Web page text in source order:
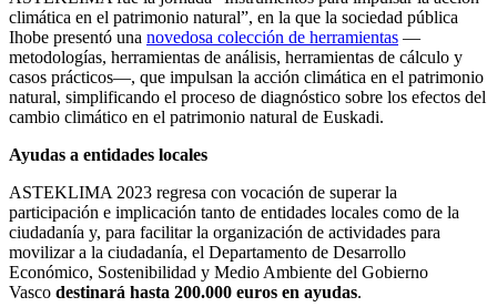
climática en el patrimonio natural”, en la que la sociedad pública
Ihobe presentó una novedosa colección de herramientas —
metodologías, herramientas de análisis, herramientas de cálculo y
casos prácticos—, que impulsan la acción climática en el patrimonio
natural, simplificando el proceso de diagnóstico sobre los efectos del
cambio climático en el patrimonio natural de Euskadi.
Ayudas a entidades locales
ASTEKLIMA 2023 regresa con vocación de superar la
participación e implicación tanto de entidades locales como de la
ciudadanía y, para facilitar la organización de actividades para
movilizar a la ciudadanía, el Departamento de Desarrollo
Económico, Sostenibilidad y Medio Ambiente del Gobierno
Vasco destinará hasta 200.000 euros en ayudas.